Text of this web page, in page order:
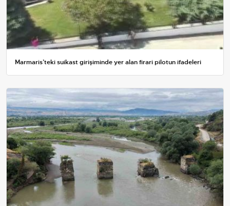
Marmaris’teki suikast girişiminde yer alan firari pilotun ifadeleri